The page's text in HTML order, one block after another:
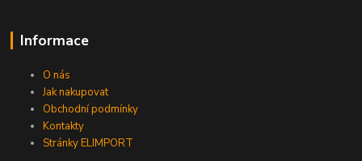
Informace
O nás
Jak nakupovat
Obchodní podmínky
Kontakty
Stránky ELIMPORT